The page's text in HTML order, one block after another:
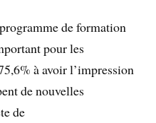
de formation
pour les
à avoir l’impression
de nouvelles
de